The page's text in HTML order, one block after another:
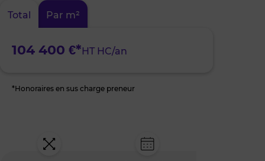
Centre
Ville
Total Par m²
104 400 €*HT HC/an
*Honoraires en sus charge preneur